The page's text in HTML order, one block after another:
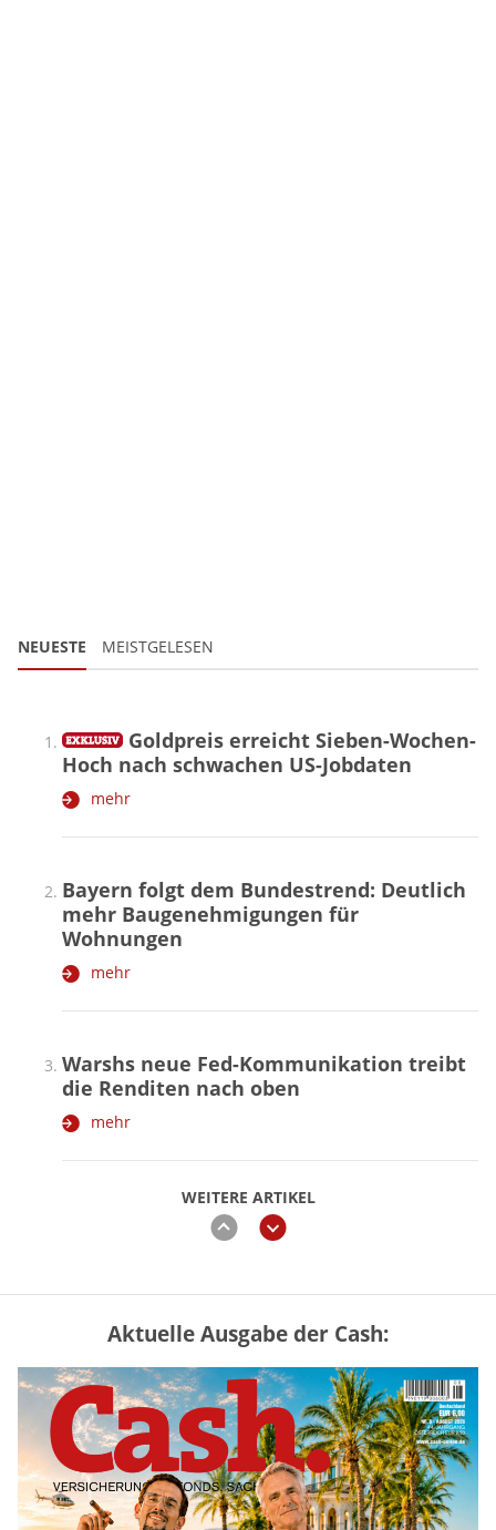
NEUESTE MEISTGELESEN
WEITERE ARTIKEL
zurückweiter
Goldpreis erreicht Sieben-Wochen-
Hoch nach schwachen US-Jobdaten
mehr
Bayern folgt dem Bundestrend: Deutlich
mehr Baugenehmigungen für
Wohnungen
mehr
Warshs neue Fed-Kommunikation treibt
die Renditen nach oben
mehr
Vermieter-Zutritt: Wann Mieter
die Wohnung öffnen müssen
mehr
US-Kryptogesetz auf der Kippe:
Drei Streitpunkte bremsen den CLARITY
Aktuelle Ausgabe der Cash: